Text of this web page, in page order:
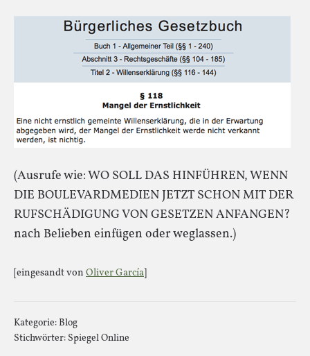
(Ausrufe wie: WO SOLL DAS HINFÜHREN, WENN
DIE BOULEVARDMEDIEN JETZT SCHON MIT DER
RUFSCHÄDIGUNG VON GESETZEN ANFANGEN?
nach Belieben einfügen oder weglassen.)
[eingesandt von Oliver García]
Kategorie:Blog
Stichwörter: Spiegel Online